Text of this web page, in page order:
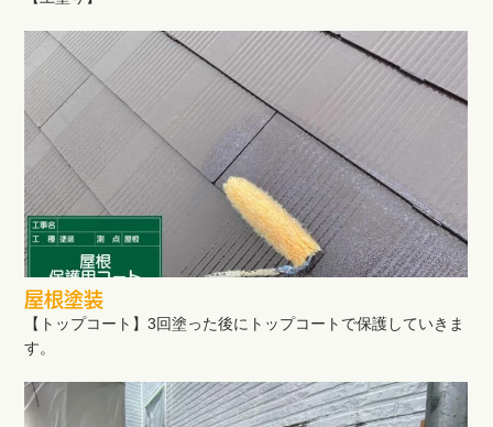
屋根塗装
【トップコート】3回塗った後にトップコートで保護していきま
す。